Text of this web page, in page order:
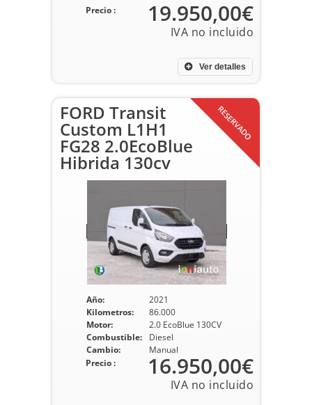
Ver detalles
Precio : 19.950,00€
RESERVADO
FORD Transit
Custom L1H1
FG28 2.0EcoBlue
Hibrida 130cv
Año:
2021
Kilometros:
86.000
Motor:
2.0 EcoBlue 130CV
Combustible:
Diesel
Cambio:
Manual
Precio : 16.950,00€